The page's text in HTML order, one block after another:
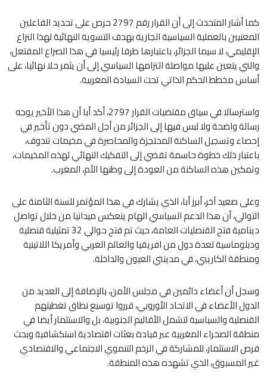
كما أشار المتحدث إلى أن القرار رقم 2797 حرص على تحديد الفاعلين
المعنيين بالعملية السياسية الجارية بهدف التسوية النهائية لهذا النزاع
الإقليمي، لا سيما الجزائر، باعتبارها طرفا رئيسيا في هذا الصراع المفتعل،
والتي يتعين عليها مواصلة التزامها السياسي إلى أن يثمر حلا نهائيا، على
أساس مخطط الحكم الذاتي تحت السيادة المغربية.
واسترسالا في سياق مقتضيات القرار 2797، أكد أبا أن هذا الأخير يوجه
رسالة واضحة ولا لبس فيها إلى الجزائر من أجل المضي دون تأخير في
إحصاء وتسجيل الساكنة المحتجزة والمحاصرة في مخيمات تندوف،
باعتبار ذلك خطوة حاسمة تفضي إلى التفكيك النهائي لهذه المخيمات،
وتمكين هذه الساكنة من العودة إلى وطنها الأم، المغرب.
وعلى صعيد آخر، أبرز أبا، الذي يشارك في هذا المؤتمر للسنة الثامنة على
التوالي، أن هذا الدعم السياسي الهام ينعكس ميدانيا من خلال تواصل
دينامية فتح القنصليات العامة، حيث تم فتح حوالي 32 تمثيلية قنصلية
ودبلوماسية لعدة دول من افريقيا والعالم العربي وأمريكا اللاتينية
ومنطقة الكاريبي، في مدينتي العيون والداخلة.
وسجل أن أعضاء دائمين في مجلس الأمن، بالإضافة إلى العديد من
الدول الأعضاء في الاتحاد الأوروبي، قرروا توسيع نطاق تغطيتهم
القنصلية والسياسية لتشمل الأقاليم الجنوبية، بل والاستثمار أيضا في
منطقة الصحراء المغربية عبر قيادة بعثات اقتصادية استكشافية وبحث
فرص الاستثمار، للمشاركة في الزخم التنموي الاجتماعي والاقتصادي
غير المسبوق، الذي تشهده هذه المنطقة.